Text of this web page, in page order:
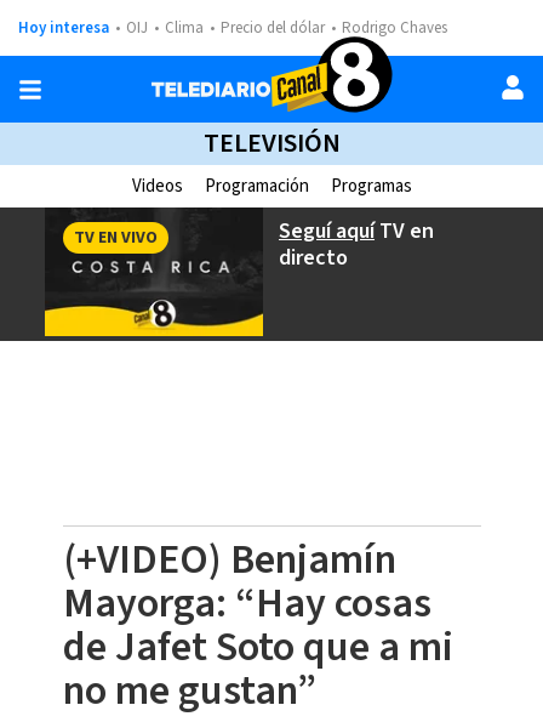
Hoy interesa OIJ Clima Precio del dólar Rodrigo Chaves
TELEVISIÓN
Videos Programación Programas
Seguí aquíTV en
directo
TV EN VIVO
(+VIDEO) Benjamín
Mayorga: “Hay cosas
de Jafet Soto que a mi
no me gustan”